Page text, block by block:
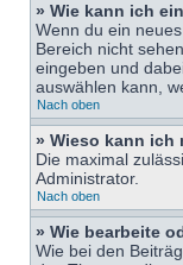
» Wie kann ich
Wenn du ein
Bereich nicht
eingeben und
auswählen kann,
Nach oben
» Wieso kann ich
Die maximal
Administrator.
Nach oben
» Wie bearbeite
Wie bei den